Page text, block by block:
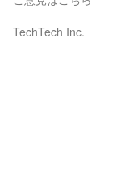
TechTech Inc.